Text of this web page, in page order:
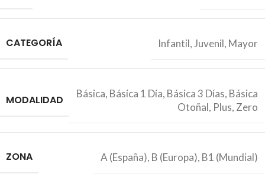
CATEGORÍA Infantil, Juvenil, Mayor
MODALIDAD Básica, Básica 1 Día, Básica 3 Días, Básica
Otoñal, Plus, Zero
ZONA A (España), B (Europa), B1 (Mundial)